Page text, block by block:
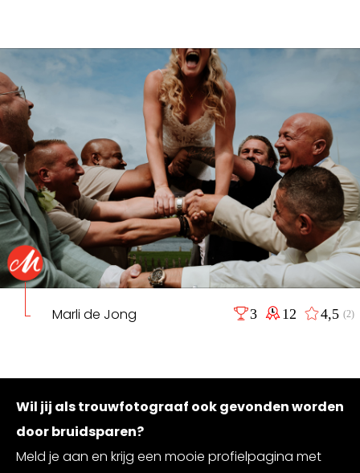
Marli de Jong 3 12 4,5(2)
Wil jij als trouwfotograaf ook gevonden worden
door bruidsparen?
Meld je aan en krijg een mooie profielpagina met